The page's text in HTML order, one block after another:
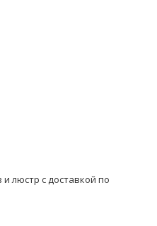
люстр с доставкой по